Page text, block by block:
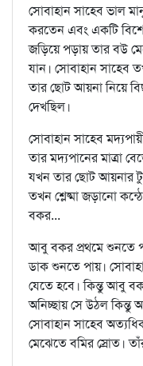
সোবাহান সাহেব ভাল
করতেন এবং একটি
জড়িয়ে পড়ায় তার বউ
যান। সোবাহান সাহেব
তার ছোট আয়না নিয়ে
দেখছিল।
সোবাহান সাহেব
তার মদ্যপানের মাত্রা
যখন তার ছোট আয়নার
তখন শ্লেষ্মা জড়ানো
বকর...
আবু বকর প্রথমে শুনতে
ডাক শুনতে পায়।
যেতে হবে। কিন্তু আবু
অনিচ্ছায় সে উঠল কিন্তু
সোবাহান সাহেব
মেঝেতে বমির স্রোত।